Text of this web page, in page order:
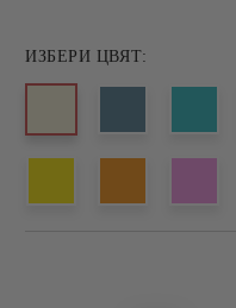
ИЗБЕРИ ЦВЯТ: